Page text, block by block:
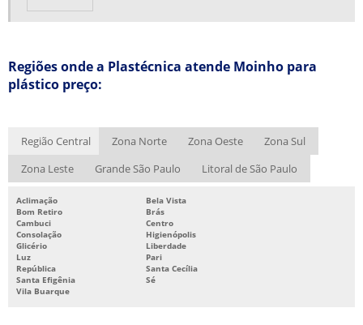
REFORMA DE MOINHOS
SISTEMA CHILLER DE REFRIGERAÇÃO
SISTEMA DE ÁGUA GELADA CHILLER
SISTEMA DE ÁGUA GELADA INDUSTRIAL
SISTEMA DE REFRIGERAÇÃO CHILLER
SISTEMA DE REFRIGERAÇÃO INDUSTRIAL
SISTEMA DE REFRIGERAÇÃO INDUSTRIAL CHILLER
SISTEMA DE RESFRIAMENTO DE ÁGUA
Regiões onde a Plastécnica atende Moinho para
plástico preço:
Região Central Zona Norte Zona Oeste
Zona Sul
Zona Leste
Grande São Paulo Litoral de São Paulo
Aclimação
Bela Vista
Bom Retiro
Brás
Cambuci
Centro
Consolação
Higienópolis
Glicério
Liberdade
Luz
Pari
República
Santa Cecília
Santa Efigênia
Sé
Vila Buarque